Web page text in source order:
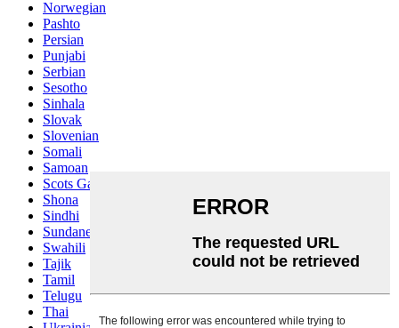
Norwegian
Pashto
Persian
Punjabi
Serbian
Sesotho
Sinhala
Slovak
Slovenian
Somali
Samoan
Scots Gaelic
Shona
Sindhi
Sundanese
Swahili
Tajik
Tamil
Telugu
Thai